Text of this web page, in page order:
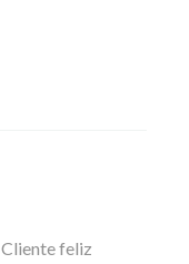
Cliente feliz